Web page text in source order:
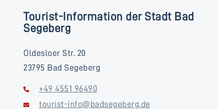
Tourist-Information der Stadt Bad
Segeberg
Oldesloer Str. 20
23795 Bad Segeberg
+49 4551 96490
tourist-info@badsegeberg.de